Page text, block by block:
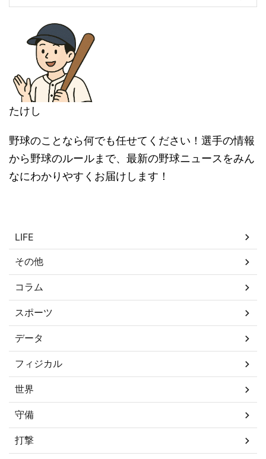
たけし
野球のことなら何でも任せてください！選手の情報
から野球のルールまで、最新の野球ニュースをみん
なにわかりやすくお届けします！
LIFE
その他
コラム
スポーツ
データ
フィジカル
世界
守備
打撃